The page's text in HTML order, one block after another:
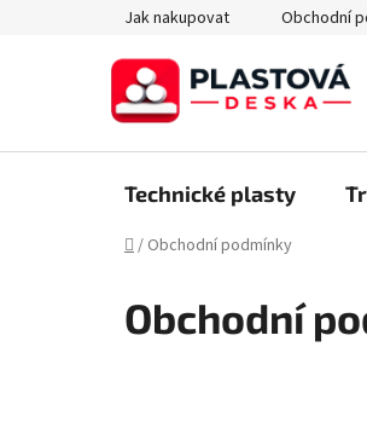
Jak nakupovat Obchodní
Technické plasty
Domů
/ Obchodní podmínky
Obchodní